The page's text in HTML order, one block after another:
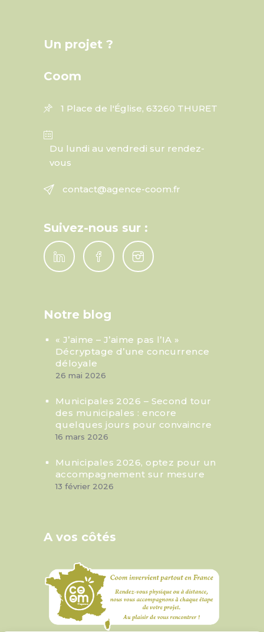
Un projet ?
Coom
1 Place de l'Église, 63260 THURET
Du lundi au vendredi sur rendez-
vous
contact@agence-coom.fr
Suivez-nous sur :
Notre blog
« J’aime – J’aime pas l’IA »
Décryptage d’une concurrence
déloyale
26 mai 2026
Municipales 2026 – Second tour
des municipales : encore
quelques jours pour convaincre
16 mars 2026
Municipales 2026, optez pour un
accompagnement sur mesure
13 février 2026
A vos côtés